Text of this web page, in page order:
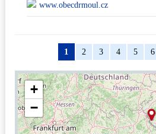
www.obecdrmoul.cz
1 2 3 4 5 6
+
−